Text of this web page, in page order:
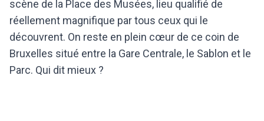
scène de la Place des Musées, lieu qualifié de
réellement magnifique par tous ceux qui le
découvrent. On reste en plein cœur de ce coin de
Bruxelles situé entre la Gare Centrale, le Sablon et le
Parc. Qui dit mieux ?